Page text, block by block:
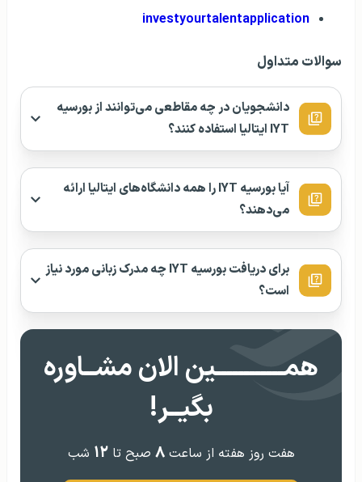
investyourtalentapplication
سوالات متداول
دانشجویان در چه مقاطعی می‌توانند از بورسیه
IYT ایتالیا استفاده کنند؟
آیا بورسیه IYT را همه دانشگاه‌های ایتالیا ارائه
می‌دهند؟
برای دریافت بورسیه IYT چه مدرک زبانی مورد نیاز
است؟
همــــــــــــین الان مشــاوره
بگیــر!
هفت روز هفته از ساعت۸ صبح تا۱۲ شب